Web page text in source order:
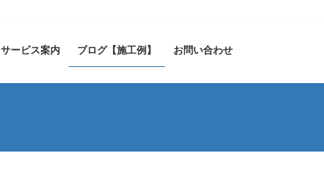
サービス案内 ブログ【施工例】 お問い合わせ